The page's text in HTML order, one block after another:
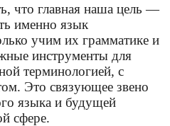
что главная наша цель —
именно язык
учим их грамматике и
инструменты для
терминологией, с
Это связующее звено
языка и будущей
сфере.